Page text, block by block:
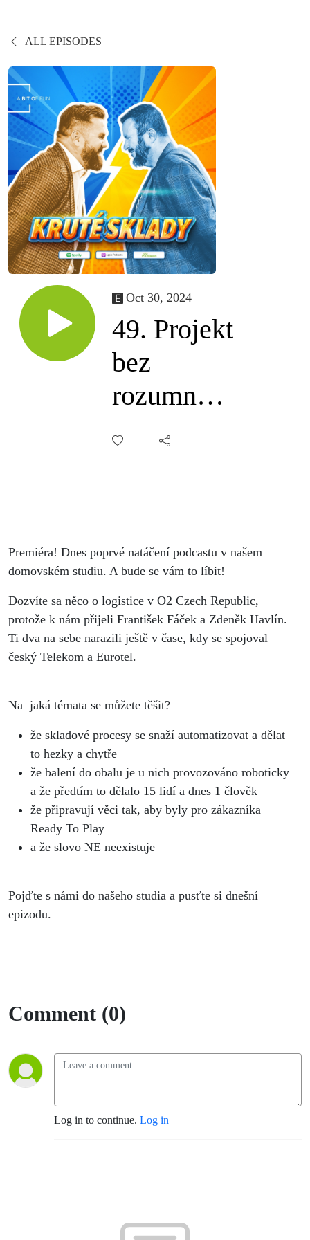
ALL EPISODES
Oct 30, 2024
49. Projekt
bez
rozumné
návratnosti
Fáček a
Zdeněk
Havlín
Premiéra! Dnes poprvé natáčení podcastu v našem
domovském studiu. A bude se vám to líbit!
Dozvíte sa něco o logistice v O2 Czech Republic,
protože k nám přijeli František Fáček a Zdeněk Havlín.
Ti dva na sebe narazili ještě v čase, kdy se spojoval
český Telekom a Eurotel.
Na jaká témata se můžete těšit?
⁠že skladové procesy se snaží automatizovat a dělat
to hezky a chytře
že balení do obalu je u nich provozováno roboticky
a že předtím to dělalo 15 lidí a dnes 1 člověk
že připravují věci tak, aby byly pro zákazníka
Ready To Play
⁠a že slovo NE neexistuje
Pojďte s námi do našeho studia a pusťte si dnešní
epizodu.
Comment (0)
Log in to continue. Log in